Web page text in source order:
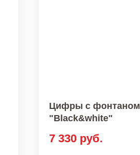
Цифры с фонтаном
"Black&white"
7 330 руб.